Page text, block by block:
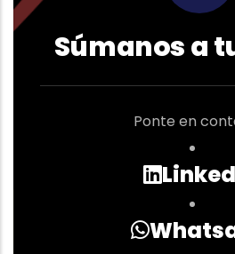
Súmanos a
Ponte en